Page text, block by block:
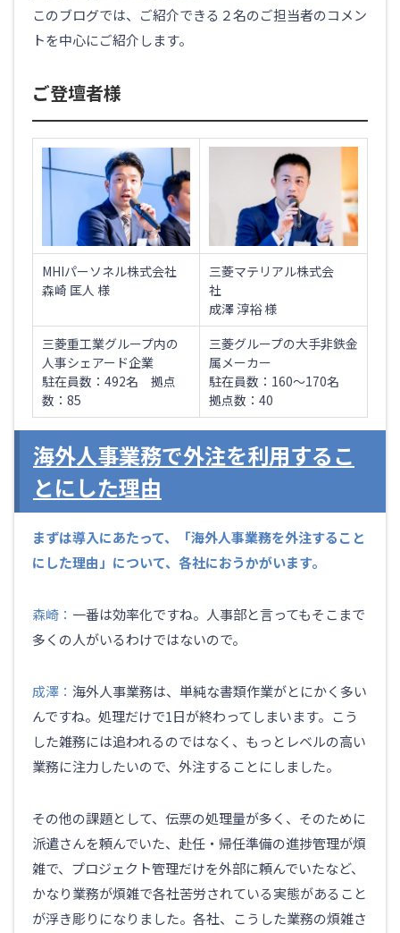
このブログでは、ご紹介できる２名のご担当者のコメン
トを中心にご紹介します。
ご登壇者様
MHIパーソネル株式会社
森崎 匡人 様
三菱マテリアル株式会
社
成澤 淳裕 様
三菱重工業グループ内の
人事シェアード企業
駐在員数：492名 拠点
数：85
三菱グループの大手非鉄金
属メーカー
駐在員数：160～170名
拠点数：40
海外人事業務で外注を利用するこ
とにした理由
まずは導入にあたって、「海外人事業務を外注すること
にした理由」について、各社におうかがいます。
森崎： 一番は効率化ですね。人事部と言ってもそこまで
多くの人がいるわけではないので。
成澤： 海外人事業務は、単純な書類作業がとにかく多い
んですね。処理だけで1日が終わってしまいます。こう
した雑務には追われるのではなく、もっとレベルの高い
業務に注力したいので、外注することにしました。
その他の課題として、伝票の処理量が多く、そのために
派遣さんを頼んでいた、赴任・帰任準備の進捗管理が煩
雑で、プロジェクト管理だけを外部に頼んでいたなど、
かなり業務が煩雑で各社苦労されている実態があること
が浮き彫りになりました。各社、こうした業務の煩雑さ